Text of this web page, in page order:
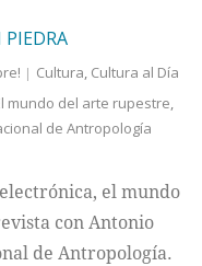
PIEDRA
Cultura, Cultura al Día
mundo del arte rupestre,
de Antropología
el mundo
con Antonio
de Antropología.